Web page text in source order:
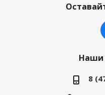
Наши
8